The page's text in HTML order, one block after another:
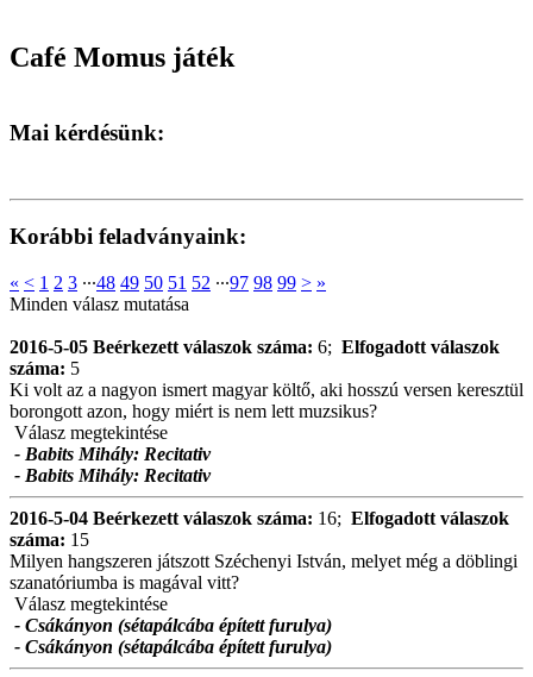
Café Momus játék
Mai kérdésünk:
Korábbi feladványaink:
« < 1 2 3 ∙∙∙48 49 50 51 52 ∙∙∙97 98 99 > »
Minden válasz mutatása
2016-5-05 Beérkezett válaszok száma: 6; Elfogadott válaszok
száma: 5
Ki volt az a nagyon ismert magyar költő, aki hosszú versen keresztül
borongott azon, hogy miért is nem lett muzsikus?
Válasz megtekintése
- Babits Mihály: Recitativ
- Babits Mihály: Recitativ
2016-5-04 Beérkezett válaszok száma: 16; Elfogadott válaszok
száma: 15
Milyen hangszeren játszott Széchenyi István, melyet még a döblingi
szanatóriumba is magával vitt?
Válasz megtekintése
- Csákányon (sétapálcába épített furulya)
- Csákányon (sétapálcába épített furulya)